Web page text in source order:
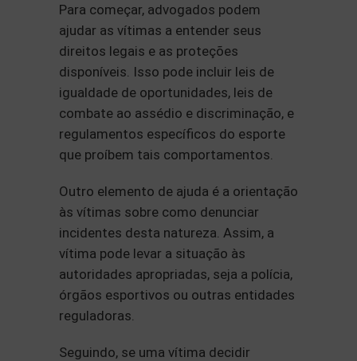
Para começar, advogados podem
ajudar as vítimas a entender seus
direitos legais e as proteções
disponíveis. Isso pode incluir leis de
igualdade de oportunidades, leis de
combate ao assédio e discriminação, e
regulamentos específicos do esporte
que proíbem tais comportamentos.
Outro elemento de ajuda é a orientação
às vítimas sobre como denunciar
incidentes desta natureza. Assim, a
vítima pode levar a situação às
autoridades apropriadas, seja a polícia,
órgãos esportivos ou outras entidades
reguladoras.
Seguindo, se uma vítima decidir